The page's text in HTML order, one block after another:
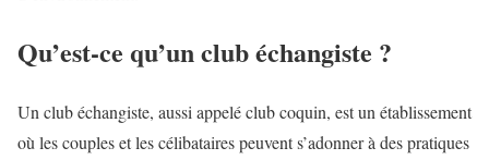
Qu’est-ce qu’un club échangiste ?
Un club échangiste, aussi appelé club coquin, est un établissement
où les couples et les célibataires peuvent s’adonner à des pratiques